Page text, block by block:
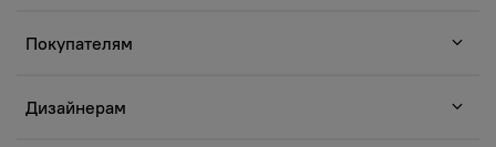
Покупателям
Дизайнерам